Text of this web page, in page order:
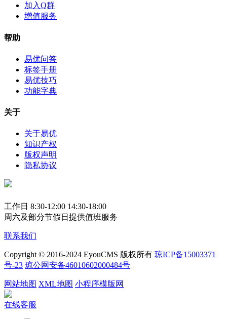
加入Q群
增值服务
帮助
易优问答
标签手册
易优技巧
功能字典
关于
关于易优
知识产权
版权声明
隐私协议
工作日 8:30-12:00 14:30-18:00
周六及部分节假日提供值班服务
联系我们
Copyright © 2016-2024 EyouCMS 版权所有 琼ICP备15003371
号-23 琼公网安备46010602000484号
网站地图 XML地图 小程序模版网
在线客服